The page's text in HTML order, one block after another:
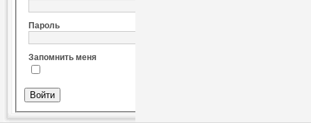
Пароль
Запомнить меня